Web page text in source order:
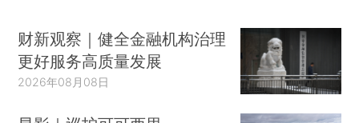
财新观察｜健全金融机构治理
更好服务高质量发展
2026年08月08日